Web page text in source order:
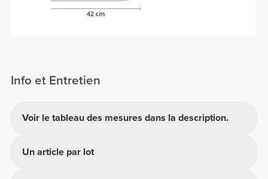
Info et Entretien
Voir le tableau des mesures dans la description.
Un article par lot